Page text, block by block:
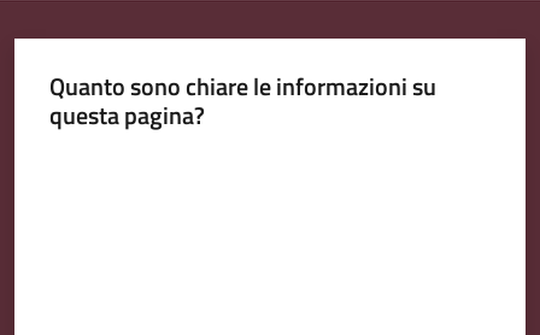
Quanto sono chiare le informazioni su
questa pagina?